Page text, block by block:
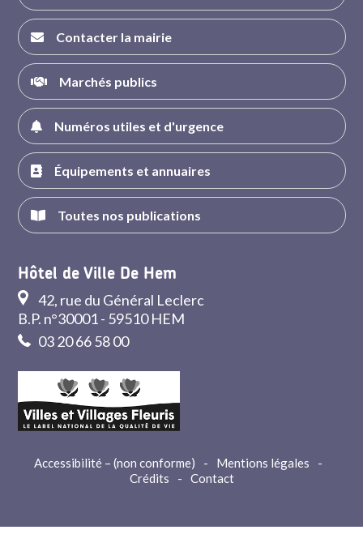
Contacter la mairie
Marchés publics
Numéros utiles et d'urgence
Équipements et annuaires
Toutes nos publications
Hôtel de Ville De Hem
42, rue du Général Leclerc
B.P. n°30001 - 59510 HEM
03 20 66 58 00
Accessibilité – (non conforme) - Mentions légales
-
Crédits
- Contact